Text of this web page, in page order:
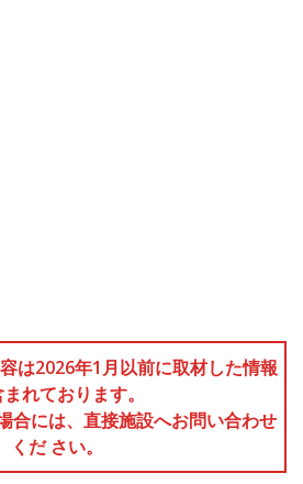
は2026年1月以前に取材した情報
れております。
合には、直接施設へお問い合わせ
くだ さい。